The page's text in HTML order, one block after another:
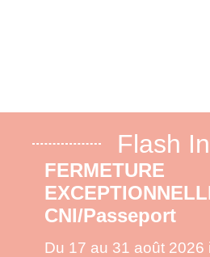
Flash
FERMETURE
CNI/Passeport
Du 17 au 31 août 2026